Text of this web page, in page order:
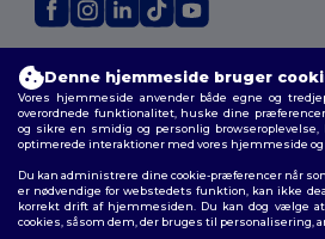
Vilkår og Betingelser|Tilpasset politik |
cookies|Sitemap
Denne hjemmeside bruger
Vores hjemmeside anvender både egne og
overordnede funktionalitet, huske dine
og sikre en smidig og personlig
optimerede interaktioner med vores hjemmeside og
Du kan administrere dine cookie-præferencer når
er nødvendige for webstedets funktion, kan ikke
korrekt drift af hjemmesiden. Du kan dog vælge
cookies, såsom dem, der bruges til personalisering,